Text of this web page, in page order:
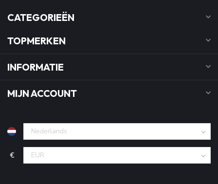
CATEGORIEËN
TOPMERKEN
INFORMATIE
MIJN ACCOUNT
€